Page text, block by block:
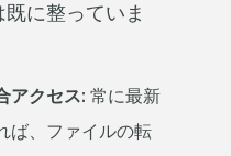
に整っていま
アクセス: 常に最新
ば、ファイルの転